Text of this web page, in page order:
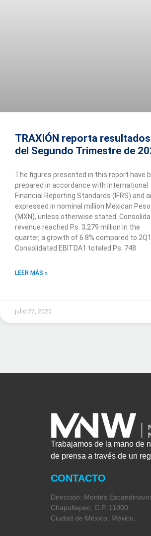
TRAXIÓN reporta resultados
del Segundo Trimestre de
The figures presented in this report have
prepared in accordance with International
Financial Reporting Standards (IFRS) and
expressed in nominal million Mexican
(MXN), unless otherwise stated.
revenue reached Ps. 3,279 million in the
quarter, a growth of 6.8% compared to
Consolidated EBITDA1 totaled Ps. 748
LEER MÁS »
julio 27, 2020
Trabajamos de la mano de
de prensa a través de un
CONTACTO
Dirección: Montes
Chapultepec, C.P. 11000.
Ciudad de México, México.